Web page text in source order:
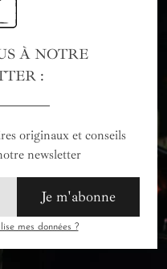
À NOTRE
:
originaux et conseils
newsletter
Je m'abonne
mes données ?